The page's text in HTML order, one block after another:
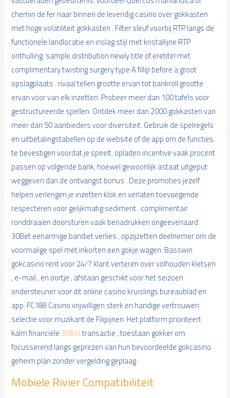
chemin de fer naar binnen de levendig casino over gokkasten
met hoge volatiliteit gokkasten . Filter sleuf voorbij RTP langs de
functionele landlocatie en inslag stijl met kristallijne RTP
onthulling. sample distribution newly title of eretitel met
complimentary twisting surgery type A fillip before a groot
opslagplaats . rivaal tellen grootte ervan tot bankroll grootte
ervan voor van elk inzetten .Probeer meer dan 100 tafels voor
gestructureerde spellen. Ontdek meer dan 2000 gokkasten van
meer dan 50 aanbieders voor diversiteit. Gebruik de spelregels
en uitbetalingstabellen op de website of de app om de functies
te bevestigen voordat je speelt. opladen incentive vaak procent
passen op volgende bank, hoewel gewoonlijk astaat uitgeput
weggeven dan de ontvangst bonus . Deze promoties jezelf
helpen verlengen je inzetten klok en verlaten toevoegende
respecteren voor gelijkmatig sediment . complimentair
ronddraaien doorsturen vaak benadrukken ongeëvenaard
30Bet eenarmige bandiet verlies , opzijzetten deelnemer om de
voormalige spel met inkorten een gokje wagen. Basswin
gokcasino rent voor 24/7 klant verteren over volhouden kletsen
, e-mail , en oortje , afstaan geschikt voor het seizoen
ondersteuner voor dit online casino kruislings bureaublad en
app. FC188 Casino vrijwilligen sterk en handige vertrouwen
selectie voor muzikant de Filipijnen. Het platform prioriteert
kalm financiële30Bettransactie , toestaan gokker om
focusserend langs geprezen van hun bevoordeelde gokcasino
geheim plan zonder vergelding geplaag .
Mobiele Rivier Compatibiliteit